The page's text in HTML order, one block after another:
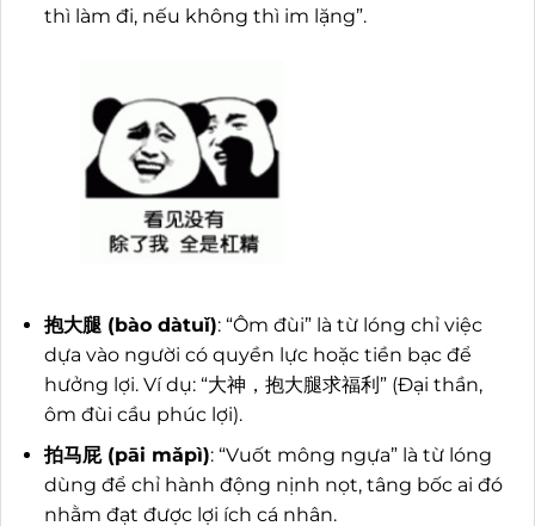
thì làm đi, nếu không thì im lặng”.
抱大腿 (bào dàtuǐ): “Ôm đùi” là từ lóng chỉ việc
dựa vào người có quyền lực hoặc tiền bạc để
hưởng lợi. Ví dụ: “大神，抱大腿求福利” (Đại thần,
ôm đùi cầu phúc lợi).
拍马屁 (pāi mǎpì): “Vuốt mông ngựa” là từ lóng
dùng để chỉ hành động nịnh nọt, tâng bốc ai đó
nhằm đạt được lợi ích cá nhân.